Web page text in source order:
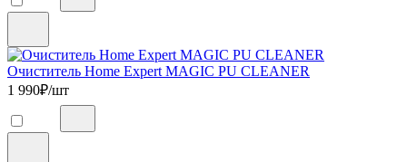
Очиститель Home Expert MAGIC PU CLEANER
1 990₽/шт